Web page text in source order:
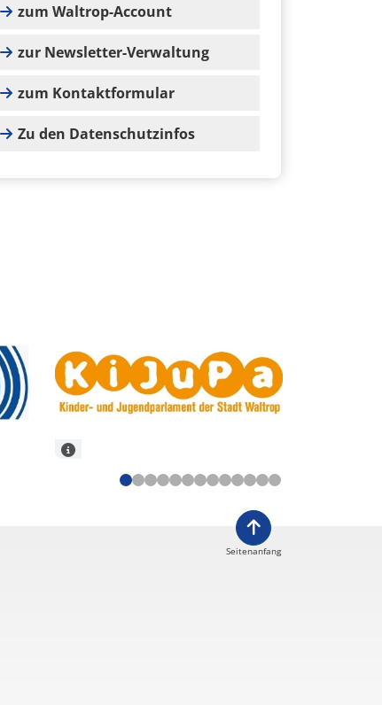
zum Waltrop-Account
zur Newsletter-Verwaltung
zum Kontaktformular
Zu den Datenschutzinfos
Seitenanfang